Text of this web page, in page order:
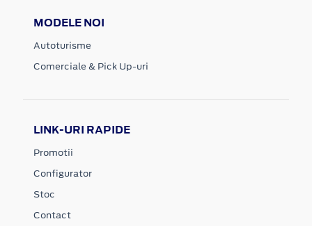
MODELE NOI
Autoturisme
Comerciale & Pick Up-uri
LINK-URI RAPIDE
Promotii
Configurator
Stoc
Contact